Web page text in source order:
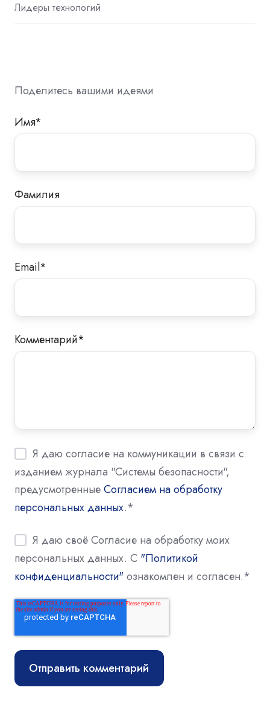
Лидеры технологий
Поделитесь вашими идеями
Имя*
Фамилия
Email*
Комментарий*
Я даю согласие на коммуникации в связи с
изданием журнала "Системы безопасности",
предусмотренныеСогласием на обработку
персональных данных.*
Я даю своё Согласие на обработку моих
персональных данных. С "Политикой
конфиденциальности"ознакомлен и согласен.*